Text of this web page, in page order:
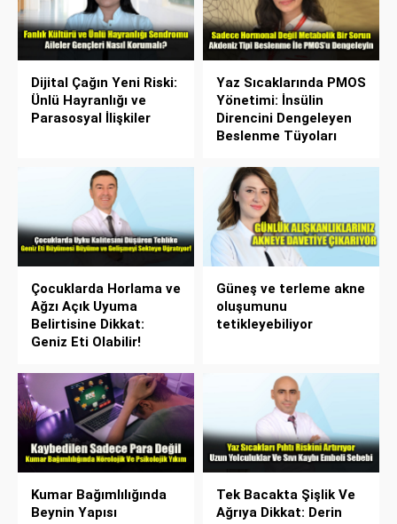
Dijital Çağın Yeni Riski:
Ünlü Hayranlığı ve
Parasosyal İlişkiler
Yaz Sıcaklarında PMOS
Yönetimi: İnsülin
Direncini Dengeleyen
Beslenme Tüyoları
Çocuklarda Horlama ve
Ağzı Açık Uyuma
Belirtisine Dikkat:
Geniz Eti Olabilir!
Güneş ve terleme akne
oluşumunu
tetikleyebiliyor
Kumar Bağımlılığında
Beynin Yapısı
Tek Bacakta Şişlik Ve
Ağrıya Dikkat: Derin